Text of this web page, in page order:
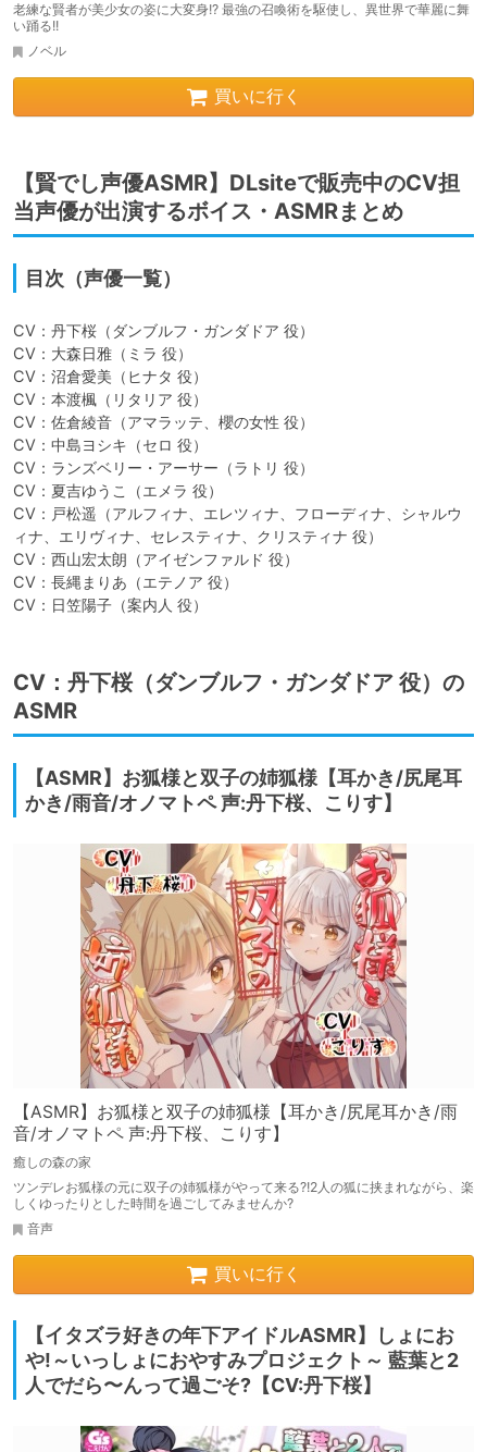
老練な賢者が美少女の姿に大変身!? 最強の召喚術を駆使し、異世界で華麗に舞
い踊る!!
ノベル
買いに行く
【賢でし声優ASMR】DLsiteで販売中のCV担
当声優が出演するボイス・ASMRまとめ
目次（声優一覧）
CV：丹下桜（ダンブルフ・ガンダドア 役）
CV：大森日雅（ミラ 役）
CV：沼倉愛美（ヒナタ 役）
CV：本渡楓（リタリア 役）
CV：佐倉綾音（アマラッテ、櫻の女性 役）
CV：中島ヨシキ（セロ 役）
CV：ランズベリー・アーサー（ラトリ 役）
CV：夏吉ゆうこ（エメラ 役）
CV：戸松遥（アルフィナ、エレツィナ、フローディナ、シャルウ
ィナ、エリヴィナ、セレスティナ、クリスティナ 役）
CV：西山宏太朗（アイゼンファルド 役）
CV：長縄まりあ（エテノア 役）
CV：日笠陽子（案内人 役）
CV：丹下桜（ダンブルフ・ガンダドア 役）の
ASMR
【ASMR】お狐様と双子の姉狐様【耳かき/尻尾耳
かき/雨音/オノマトペ 声:丹下桜、こりす】
【ASMR】お狐様と双子の姉狐様【耳かき/尻尾耳かき/雨
音/オノマトペ 声:丹下桜、こりす】
癒しの森の家
ツンデレお狐様の元に双子の姉狐様がやって来る?!2人の狐に挟まれながら、楽
しくゆったりとした時間を過ごしてみませんか?
音声
買いに行く
【イタズラ好きの年下アイドルASMR】しょにお
や!～いっしょにおやすみプロジェクト～ 藍葉と2
人でだら〜んって過ごそ?【CV:丹下桜】